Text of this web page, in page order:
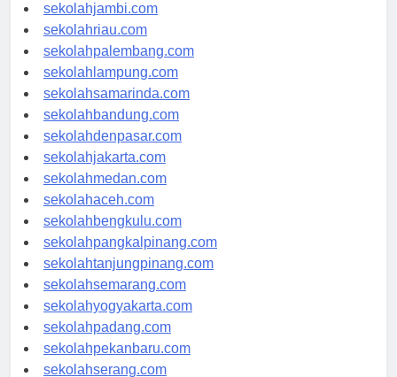
sekolahjambi.com
sekolahriau.com
sekolahpalembang.com
sekolahlampung.com
sekolahsamarinda.com
sekolahbandung.com
sekolahdenpasar.com
sekolahjakarta.com
sekolahmedan.com
sekolahaceh.com
sekolahbengkulu.com
sekolahpangkalpinang.com
sekolahtanjungpinang.com
sekolahsemarang.com
sekolahyogyakarta.com
sekolahpadang.com
sekolahpekanbaru.com
sekolahserang.com